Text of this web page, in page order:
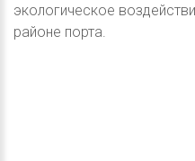
экологическое
районе порта.